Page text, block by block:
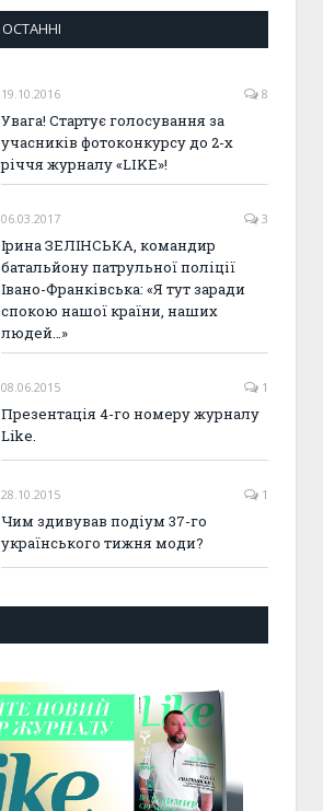
ОСТАННІ
19.10.2016 8
Увага! Стартує голосування за
учасників фотоконкурсу до 2-х
річчя журналу «LIKE»!
06.03.2017 3
Ірина ЗЕЛІНСЬКА, командир
батальйону патрульної поліції
Івано-Франківська: «Я тут заради
спокою нашої країни, наших
людей…»
08.06.2015 1
Презентація 4-го номеру журналу
Like.
28.10.2015 1
Чим здивував подіум 37-го
українського тижня моди?